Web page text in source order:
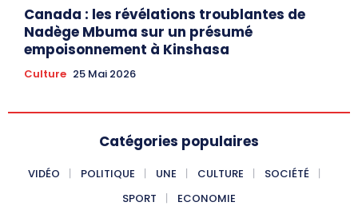
Canada : les révélations troublantes de
Nadège Mbuma sur un présumé
empoisonnement à Kinshasa
Culture 25 Mai 2026
Catégories populaires
VIDÉO POLITIQUE UNE CULTURE
SOCIÉTÉ
SPORT
ECONOMIE